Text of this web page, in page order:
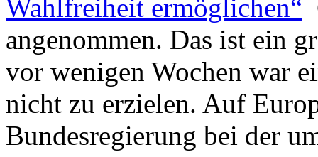
Wahlfreiheit ermöglichen“
angenommen. Das ist ein
vor wenigen Wochen war
nicht zu erzielen. Auf
Bundesregierung bei der